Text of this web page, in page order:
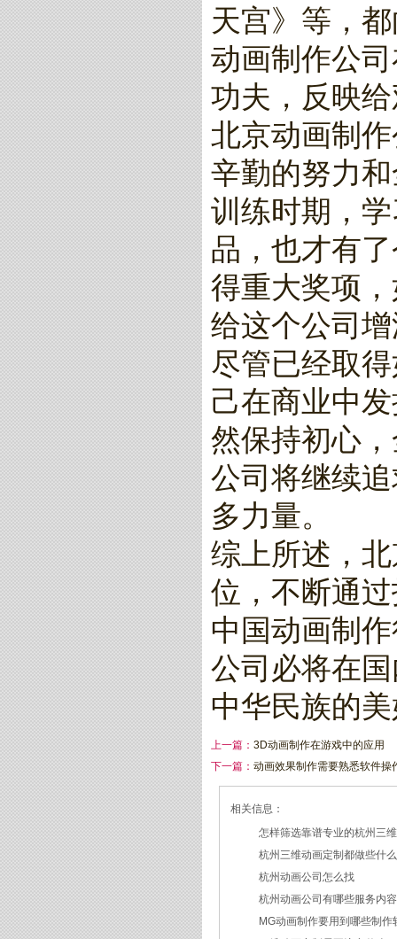
天宫》等，
动画制作公
功夫，反映
北京动画制
辛勤的努力
训练时期，
品，也才有
得重大奖项，
给这个公司
尽管已经取
己在商业中
然保持初心
公司将继续
多力量。
综上所述，
位，不断通
中国动画制
公司必将在
中华民族的
上一篇： 3D动画制作在游戏中的应用
下一篇： 动画效果制作需要熟悉软件操
相关信息：
怎样筛选靠谱专业的杭州三
2026/07/21
杭州三维动画定制都做些什
2026/03/19
杭州动画公司怎么找
2026/03/12
杭州动画公司有哪些服务内容
2026/03/09
MG动画制作要用到哪些制作